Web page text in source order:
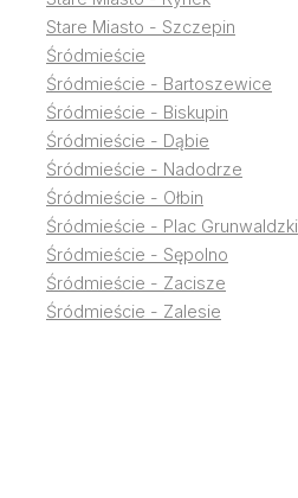
Stare Miasto - Szczepin
Śródmieście
Śródmieście - Bartoszewice
Śródmieście - Biskupin
Śródmieście - Dąbie
Śródmieście - Nadodrze
Śródmieście - Ołbin
Śródmieście - Plac Grunwaldzki
Śródmieście - Sępolno
Śródmieście - Zacisze
Śródmieście - Zalesie